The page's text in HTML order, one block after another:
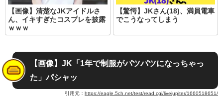
【画像】清楚なJKアイドルさ
ん、イキすぎたコスプレを披露
ｗｗｗ
【驚愕】JKさん(18)、満員電車
でこうなってしまう
【画像】JK「1年で制服がパツパツになっちゃっ
た」パシャッ
引用元： https://eagle.5ch.net/test/read.cgi/livejupiter/1660518651/